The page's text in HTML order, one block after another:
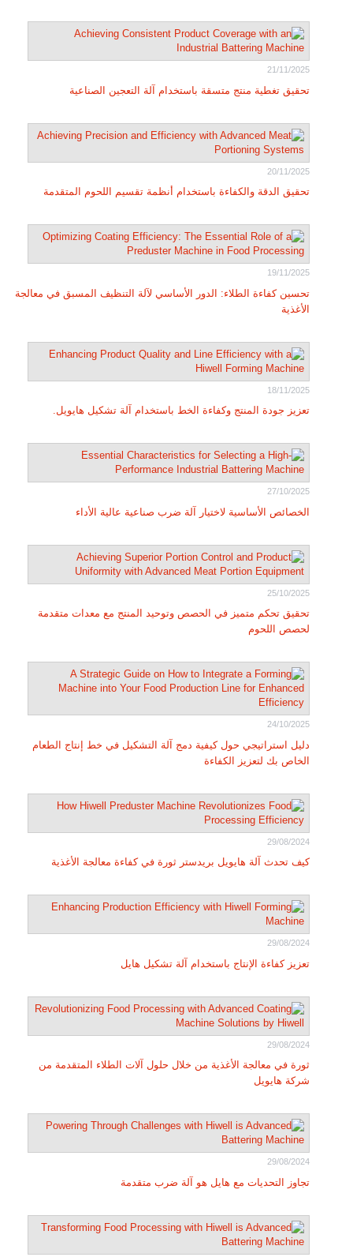
21/11/2025
تحقيق تغطية منتج متسقة باستخدام آلة التعجين الصناعية
20/11/2025
تحقيق الدقة والكفاءة باستخدام أنظمة تقسيم اللحوم المتقدمة
19/11/2025
تحسين كفاءة الطلاء: الدور الأساسي لآلة التنظيف المسبق في معالجة
الأغذية
18/11/2025
تعزيز جودة المنتج وكفاءة الخط باستخدام آلة تشكيل هايويل.
27/10/2025
الخصائص الأساسية لاختيار آلة ضرب صناعية عالية الأداء
25/10/2025
تحقيق تحكم متميز في الحصص وتوحيد المنتج مع معدات متقدمة
لحصص اللحوم
24/10/2025
دليل استراتيجي حول كيفية دمج آلة التشكيل في خط إنتاج الطعام
الخاص بك لتعزيز الكفاءة
29/08/2024
كيف تحدث آلة هايويل بريدستر ثورة في كفاءة معالجة الأغذية
29/08/2024
تعزيز كفاءة الإنتاج باستخدام آلة تشكيل هايل
29/08/2024
ثورة في معالجة الأغذية من خلال حلول آلات الطلاء المتقدمة من
شركة هايويل
29/08/2024
تجاوز التحديات مع هايل هو آلة ضرب متقدمة